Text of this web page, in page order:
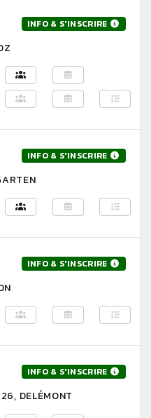
INFO & S'INSCRIRE
INFO & S'INSCRIRE
INFO & S'INSCRIRE
INFO & S'INSCRIRE
DELÉMONT